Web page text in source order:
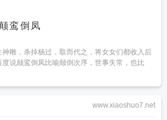
鸾倒凤
神雕，杀掉杨过，取而代之，将女女们都收入后
度说颠鸾倒凤比喻颠倒次序，世事失常，也比
www.xiaoshuo7.net